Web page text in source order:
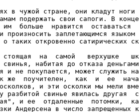
в чужой стране, они кладут ноги
подержать свои сапоги. В
больше  нравится  оставаться
произносить заплетающимся
о таких откровенно сатирических
стоящая  на  самой   верхушке
свинья, набитая до отказа
и не покупается, может служить
же  поучителен,  как  и  ее
и эти осколки мы мели
разбитой свинье явилась другая
и ее  отдаленные  потомки,
Андерсена в число запрещенных